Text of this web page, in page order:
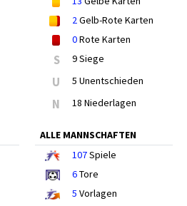
2Gelb-Rote Karten
0Rote Karten
S 9 Siege
U 5 Unentschieden
N 18 Niederlagen
ALLE MANNSCHAFTEN
107Spiele
6Tore
5 Vorlagen